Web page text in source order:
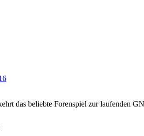
das beliebte Forenspiel zur laufenden